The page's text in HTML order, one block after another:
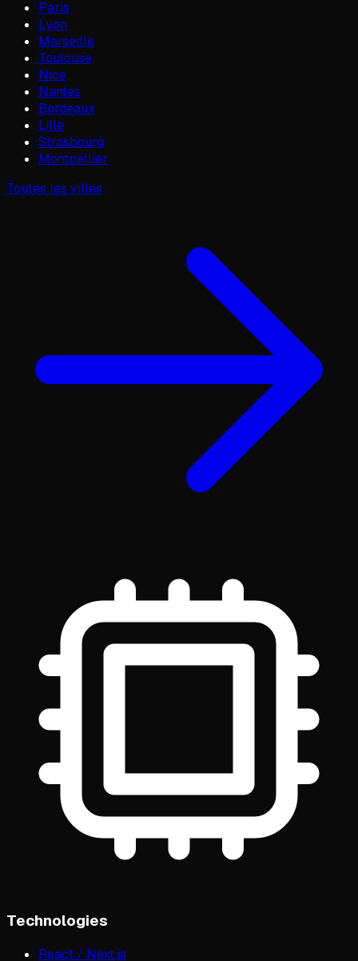
Paris
Lyon
Marseille
Toulouse
Nice
Nantes
Bordeaux
Lille
Strasbourg
Montpellier
Toutes les villes
Technologies
React / Next.js